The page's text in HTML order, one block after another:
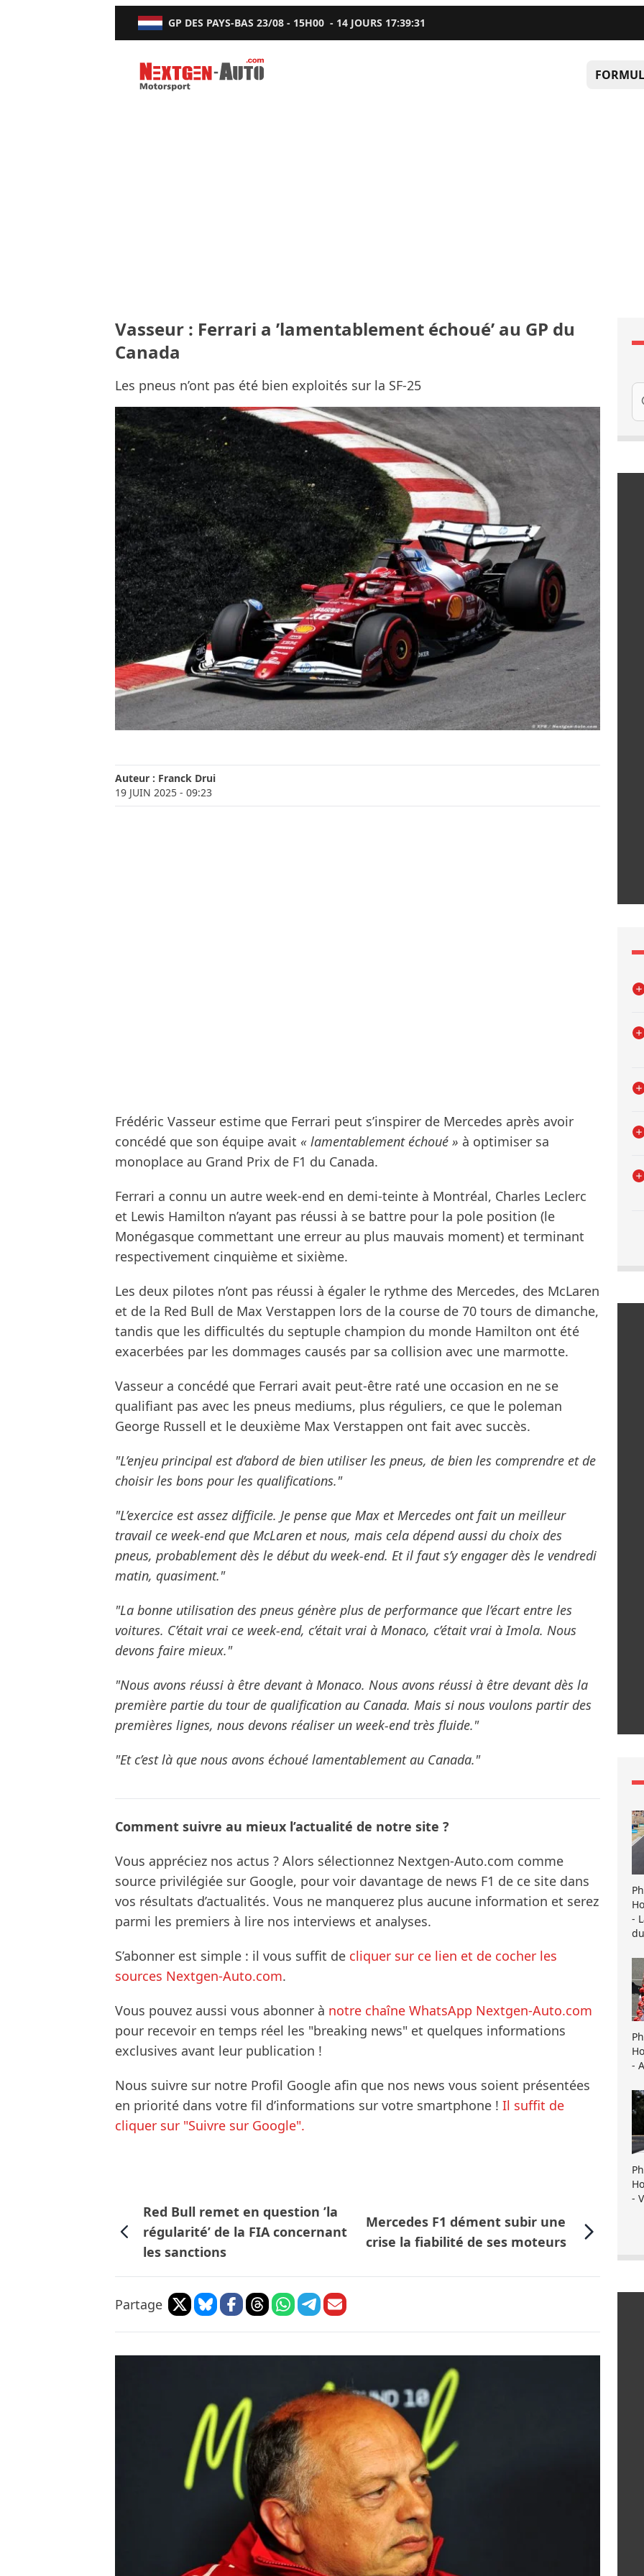
GP DES PAYS-BAS 23/08 - 15H00 - 14 JOURS 17:39:31
Nextgen-Auto.com
Vasseur : Ferrari a ’lamentablement échoué’ au GP du
Canada
Les pneus n’ont pas été bien exploités sur la SF-25
Auteur : Franck Drui
19 JUIN 2025 - 09:23
Frédéric Vasseur estime que Ferrari peut s’inspirer de Mercedes après avoir
concédé que son équipe avait « lamentablement échoué » à optimiser sa
monoplace au Grand Prix de F1 du Canada.
Ferrari a connu un autre week-end en demi-teinte à Montréal, Charles Leclerc
et Lewis Hamilton n’ayant pas réussi à se battre pour la pole position (le
Monégasque commettant une erreur au plus mauvais moment) et terminant
respectivement cinquième et sixième.
Les deux pilotes n’ont pas réussi à égaler le rythme des Mercedes, des McLaren
et de la Red Bull de Max Verstappen lors de la course de 70 tours de dimanche,
tandis que les difficultés du septuple champion du monde Hamilton ont été
exacerbées par les dommages causés par sa collision avec une marmotte.
Vasseur a concédé que Ferrari avait peut-être raté une occasion en ne se
qualifiant pas avec les pneus mediums, plus réguliers, ce que le poleman
George Russell et le deuxième Max Verstappen ont fait avec succès.
"L’enjeu principal est d’abord de bien utiliser les pneus, de bien les comprendre et de
choisir les bons pour les qualifications."
"L’exercice est assez difficile. Je pense que Max et Mercedes ont fait un meilleur
travail ce week-end que McLaren et nous, mais cela dépend aussi du choix des
pneus, probablement dès le début du week-end. Et il faut s’y engager dès le vendredi
matin, quasiment."
"La bonne utilisation des pneus génère plus de performance que l’écart entre les
voitures. C’était vrai ce week-end, c’était vrai à Monaco, c’était vrai à Imola. Nous
devons faire mieux."
"Nous avons réussi à être devant à Monaco. Nous avons réussi à être devant dès la
première partie du tour de qualification au Canada. Mais si nous voulons partir des
premières lignes, nous devons réaliser un week-end très fluide."
"Et c’est là que nous avons échoué lamentablement au Canada."
Comment suivre au mieux l’actualité de notre site ?
Vous appréciez nos actus ? Alors sélectionnez Nextgen-Auto.com comme
source privilégiée sur Google, pour voir davantage de news F1 de ce site dans
vos résultats d’actualités. Vous ne manquerez plus aucune information et serez
parmi les premiers à lire nos interviews et analyses.
S’abonner est simple : il vous suffit de cliquer sur ce lien et de cocher les
sources Nextgen-Auto.com.
Vous pouvez aussi vous abonner à notre chaîne WhatsApp Nextgen-Auto.com
pour recevoir en temps réel les "breaking news" et quelques informations
exclusives avant leur publication !
Nous suivre sur notre Profil Google afin que nos news vous soient présentées
en priorité dans votre fil d’informations sur votre smartphone ! Il suffit de
cliquer sur "Suivre sur Google".
Red Bull remet en question ’la
régularité’ de la FIA concernant
les sanctions
Mercedes F1 dément subir une
crise la fiabilité de ses moteurs
Partage
-
-
-